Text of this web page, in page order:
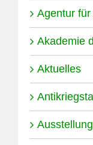
Agentur
Akademie
Aktuelles
Ausstellung